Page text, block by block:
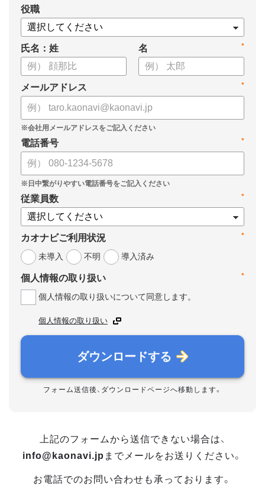
役職
氏名：姓 *
名
*
メールアドレス
*
電話番号
*
従業員数
*
カオナビご利用状況
未導入
不明 導入済み
*
個人情報の取り扱い
個人情報の取り扱いについて同意します。
個人情報の取り扱い
ダウンロードする
フォーム送信後、ダウンロードページへ移動します。
上記のフォームから送信できない場合は、
info@kaonavi.jp までメールをお送りください。
お電話でのお問い合わせも承っております。